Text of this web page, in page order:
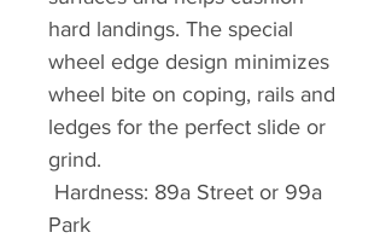
hard landings. The special
wheel edge design minimizes
wheel bite on coping, rails and
ledges for the perfect slide or
grind. ⁠
Hardness: 89a Street or 99a
Park ⁠